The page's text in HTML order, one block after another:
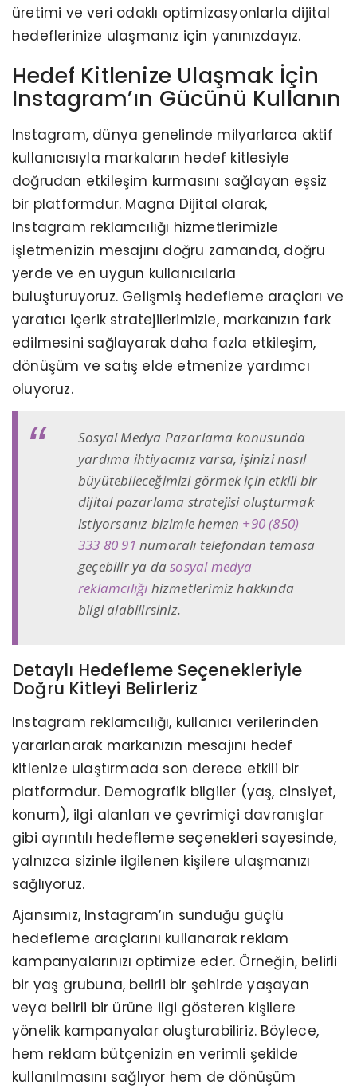
üretimi ve veri odaklı optimizasyonlarla dijital
hedeflerinize ulaşmanız için yanınızdayız.
Hedef Kitlenize Ulaşmak İçin
Instagram’ın Gücünü Kullanın
Instagram, dünya genelinde milyarlarca aktif
kullanıcısıyla markaların hedef kitlesiyle
doğrudan etkileşim kurmasını sağlayan eşsiz
bir platformdur. Magna Dijital olarak,
Instagram reklamcılığı hizmetlerimizle
işletmenizin mesajını doğru zamanda, doğru
yerde ve en uygun kullanıcılarla
buluşturuyoruz. Gelişmiş hedefleme araçları ve
yaratıcı içerik stratejilerimizle, markanızın fark
edilmesini sağlayarak daha fazla etkileşim,
dönüşüm ve satış elde etmenize yardımcı
oluyoruz.
Sosyal Medya Pazarlama konusunda
yardıma ihtiyacınız varsa, işinizi nasıl
büyütebileceğimizi görmek için etkili bir
dijital pazarlama stratejisi oluşturmak
istiyorsanız bizimle hemen +90 (850)
333 80 91 numaralı telefondan temasa
geçebilir ya dasosyal medya
reklamcılığı hizmetlerimiz hakkında
bilgi alabilirsiniz.
Detaylı Hedefleme Seçenekleriyle
Doğru Kitleyi Belirleriz
Instagram reklamcılığı, kullanıcı verilerinden
yararlanarak markanızın mesajını hedef
kitlenize ulaştırmada son derece etkili bir
platformdur. Demografik bilgiler (yaş, cinsiyet,
konum), ilgi alanları ve çevrimiçi davranışlar
gibi ayrıntılı hedefleme seçenekleri sayesinde,
yalnızca sizinle ilgilenen kişilere ulaşmanızı
sağlıyoruz.
Ajansımız, Instagram’ın sunduğu güçlü
hedefleme araçlarını kullanarak reklam
kampanyalarınızı optimize eder. Örneğin, belirli
bir yaş grubuna, belirli bir şehirde yaşayan
veya belirli bir ürüne ilgi gösteren kişilere
yönelik kampanyalar oluşturabiliriz. Böylece,
hem reklam bütçenizin en verimli şekilde
kullanılmasını sağlıyor hem de dönüşüm